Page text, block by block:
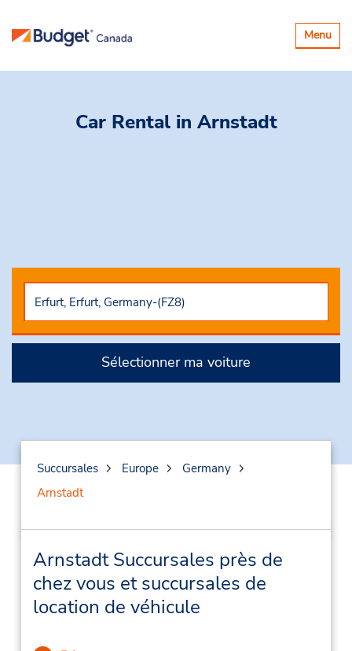
Basculer
la
Menu
Car Rental in Arnstadt
Sélectionner ma voiture
Succursales Europe
Germany
Arnstadt
Arnstadt Succursales près de
chez vous et succursales de
location de véhicule